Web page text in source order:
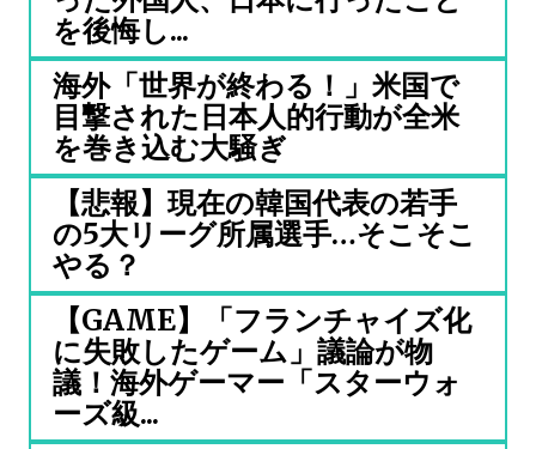
を後悔し...
海外「世界が終わる！」米国で
目撃された日本人的行動が全米
を巻き込む大騒ぎ
【悲報】現在の韓国代表の若手
の5大リーグ所属選手…そこそこ
やる？
【GAME】「フランチャイズ化
に失敗したゲーム」議論が物
議！海外ゲーマー「スターウォ
ーズ級...